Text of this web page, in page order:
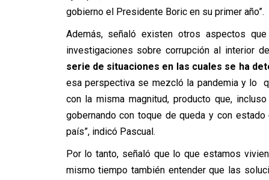
gobierno el Presidente Boric en su primer año”.
Además, señaló existen otros aspectos
investigaciones sobre corrupción al interior
serie de situaciones en las cuales se ha
esa perspectiva se mezcló la pandemia y lo
con la misma magnitud, producto que,
gobernando con toque de queda y con
país”, indicó Pascual.
Por lo tanto, señaló que lo que estamos
mismo tiempo también entender que las